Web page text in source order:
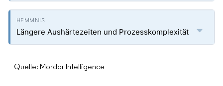
Längere Aushärtezeiten und Prozesskomplexität
Quelle: Mordor Intelligence